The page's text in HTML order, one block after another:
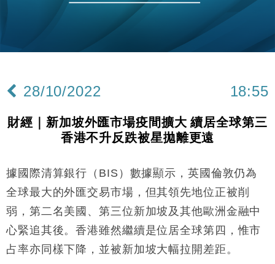
28/10/2022 18:55
財經｜新加坡外匯市場疫間擴大 續居全球第三
香港不升反跌被星拋離更遠
據國際清算銀行（BIS）數據顯示，英國倫敦仍為
全球最大的外匯交易市場，但其領先地位正被削
弱，第二名美國、第三位新加坡及其他歐洲金融中
心緊追其後。香港雖然繼續是位居全球第四，惟市
占率亦同樣下降，並被新加坡大幅拉開差距。